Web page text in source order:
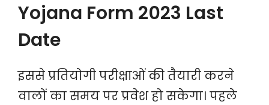
Yojana Form 2023 Last
Date
इससे प्रतियोगी परीक्षाओं की तैयारी करने
वालों का समय पर प्रवेश हो सकेगा। पहले